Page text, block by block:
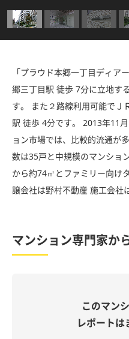
「プラウド本郷一丁目ディア
郷三丁目駅 徒歩 7分に立地す
す。 また２路線利用可能でＪ
駅 徒歩 4分です。 2013年11
ョン市場では、比較的流通が
数は35戸と中規模のマンショ
から約74㎡とファミリー向け
譲会社は野村不動産 施工会社
マンション専門家か
このマン
レポート